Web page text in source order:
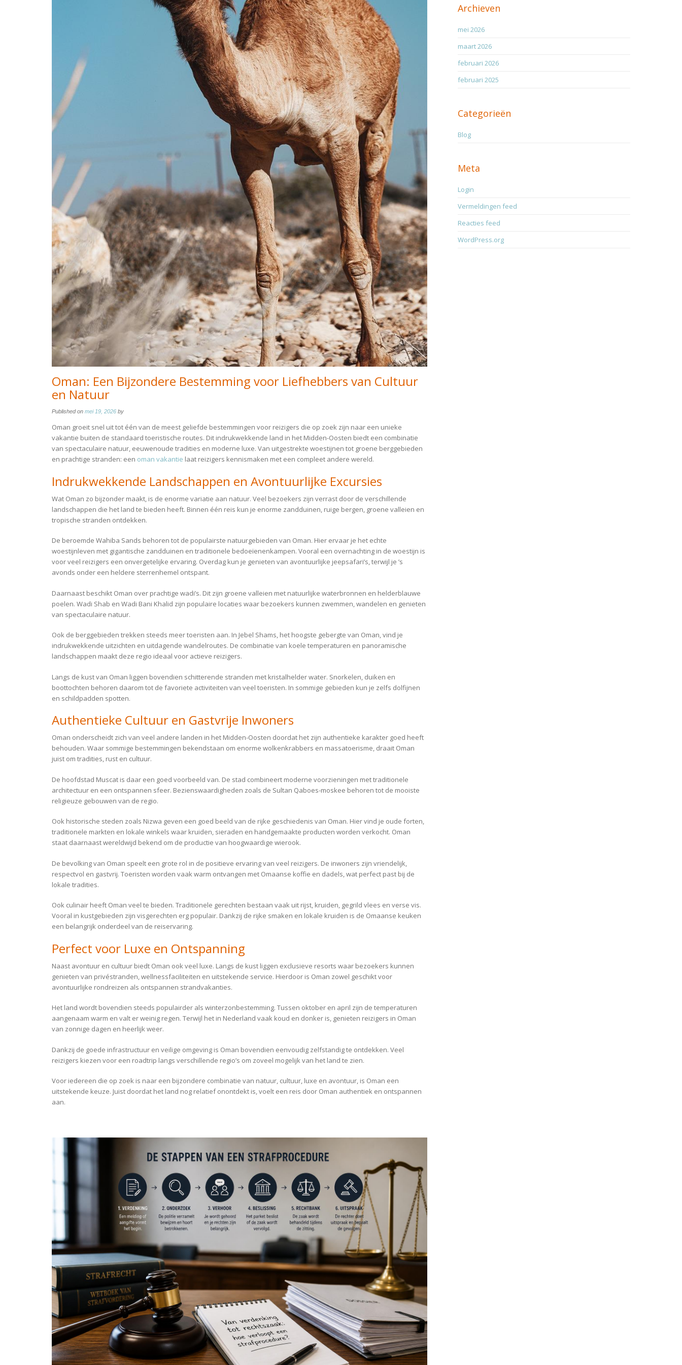
Oman: Een Bijzondere Bestemming voor Liefhebbers van Cultuur
en Natuur
Published on mei 19, 2026 by
Oman groeit snel uit tot één van de meest geliefde bestemmingen voor reizigers die op zoek zijn naar een unieke
vakantie buiten de standaard toeristische routes. Dit indrukwekkende land in het Midden-Oosten biedt een combinatie
van spectaculaire natuur, eeuwenoude tradities en moderne luxe. Van uitgestrekte woestijnen tot groene berggebieden
en prachtige stranden: een oman vakantie laat reizigers kennismaken met een compleet andere wereld.
Indrukwekkende Landschappen en Avontuurlijke Excursies
Wat Oman zo bijzonder maakt, is de enorme variatie aan natuur. Veel bezoekers zijn verrast door de verschillende
landschappen die het land te bieden heeft. Binnen één reis kun je enorme zandduinen, ruige bergen, groene valleien en
tropische stranden ontdekken.
De beroemde Wahiba Sands behoren tot de populairste natuurgebieden van Oman. Hier ervaar je het echte
woestijnleven met gigantische zandduinen en traditionele bedoeïenenkampen. Vooral een overnachting in de woestijn is
voor veel reizigers een onvergetelijke ervaring. Overdag kun je genieten van avontuurlijke jeepsafari’s, terwijl je ’s
avonds onder een heldere sterrenhemel ontspant.
Daarnaast beschikt Oman over prachtige wadi’s. Dit zijn groene valleien met natuurlijke waterbronnen en helderblauwe
poelen. Wadi Shab en Wadi Bani Khalid zijn populaire locaties waar bezoekers kunnen zwemmen, wandelen en genieten
van spectaculaire natuur.
Ook de berggebieden trekken steeds meer toeristen aan. In Jebel Shams, het hoogste gebergte van Oman, vind je
indrukwekkende uitzichten en uitdagende wandelroutes. De combinatie van koele temperaturen en panoramische
landschappen maakt deze regio ideaal voor actieve reizigers.
Langs de kust van Oman liggen bovendien schitterende stranden met kristalhelder water. Snorkelen, duiken en
boottochten behoren daarom tot de favoriete activiteiten van veel toeristen. In sommige gebieden kun je zelfs dolfijnen
en schildpadden spotten.
Authentieke Cultuur en Gastvrije Inwoners
Oman onderscheidt zich van veel andere landen in het Midden-Oosten doordat het zijn authentieke karakter goed heeft
behouden. Waar sommige bestemmingen bekendstaan om enorme wolkenkrabbers en massatoerisme, draait Oman
juist om tradities, rust en cultuur.
De hoofdstad Muscat is daar een goed voorbeeld van. De stad combineert moderne voorzieningen met traditionele
architectuur en een ontspannen sfeer. Bezienswaardigheden zoals de Sultan Qaboes-moskee behoren tot de mooiste
religieuze gebouwen van de regio.
Ook historische steden zoals Nizwa geven een goed beeld van de rijke geschiedenis van Oman. Hier vind je oude forten,
traditionele markten en lokale winkels waar kruiden, sieraden en handgemaakte producten worden verkocht. Oman
staat daarnaast wereldwijd bekend om de productie van hoogwaardige wierook.
De bevolking van Oman speelt een grote rol in de positieve ervaring van veel reizigers. De inwoners zijn vriendelijk,
respectvol en gastvrij. Toeristen worden vaak warm ontvangen met Omaanse koffie en dadels, wat perfect past bij de
lokale tradities.
Ook culinair heeft Oman veel te bieden. Traditionele gerechten bestaan vaak uit rijst, kruiden, gegrild vlees en verse vis.
Vooral in kustgebieden zijn visgerechten erg populair. Dankzij de rijke smaken en lokale kruiden is de Omaanse keuken
een belangrijk onderdeel van de reiservaring.
Perfect voor Luxe en Ontspanning
Naast avontuur en cultuur biedt Oman ook veel luxe. Langs de kust liggen exclusieve resorts waar bezoekers kunnen
genieten van privéstranden, wellnessfaciliteiten en uitstekende service. Hierdoor is Oman zowel geschikt voor
avontuurlijke rondreizen als ontspannen strandvakanties.
Het land wordt bovendien steeds populairder als winterzonbestemming. Tussen oktober en april zijn de temperaturen
aangenaam warm en valt er weinig regen. Terwijl het in Nederland vaak koud en donker is, genieten reizigers in Oman
van zonnige dagen en heerlijk weer.
Dankzij de goede infrastructuur en veilige omgeving is Oman bovendien eenvoudig zelfstandig te ontdekken. Veel
reizigers kiezen voor een roadtrip langs verschillende regio’s om zoveel mogelijk van het land te zien.
Voor iedereen die op zoek is naar een bijzondere combinatie van natuur, cultuur, luxe en avontuur, is Oman een
uitstekende keuze. Juist doordat het land nog relatief onontdekt is, voelt een reis door Oman authentiek en ontspannen
aan.
Archieven
mei 2026
maart 2026
februari 2026
februari 2025
Categorieën
Blog
Meta
Login
Vermeldingen feed
Reacties feed
WordPress.org